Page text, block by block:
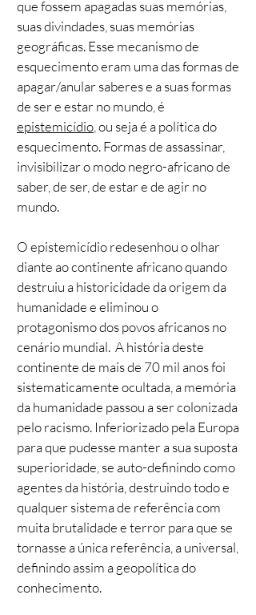
que fossem apagadas suas memórias,
suas divindades, suas memórias
geográficas. Esse mecanismo de
esquecimento eram uma das formas de
apagar/anular saberes e a suas formas
de ser e estar no mundo, é
epistemicídio , ou seja é a política do
esquecimento. Formas de assassinar,
invisibilizar o modo negro-africano de
saber, de ser, de estar e de agir no
mundo.
O epistemicídio redesenhou o olhar
diante ao continente africano quando
destruiu a historicidade da origem da
humanidade e eliminou o
protagonismo dos povos africanos no
cenário mundial. A história deste
continente de mais de 70 mil anos foi
sistematicamente ocultada, a memória
da humanidade passou a ser colonizada
pelo racismo. Inferiorizado pela Europa
para que pudesse manter a sua suposta
superioridade, se auto-definindo como
agentes da história, destruindo todo e
qualquer sistema de referência com
muita brutalidade e terror para que se
tornasse a única referência, a universal,
definindo assim a geopolítica do
conhecimento.